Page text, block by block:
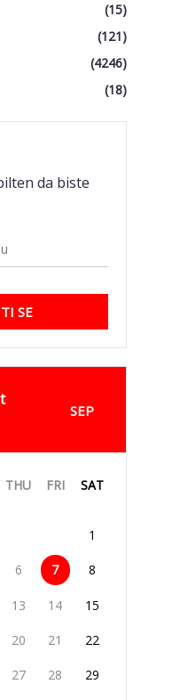
(15)
(121)
(4246)
(18)
da biste
SE
SEP
THU FRI SAT
1
6 7 8
13 14 15
20 21 22
27 28 29